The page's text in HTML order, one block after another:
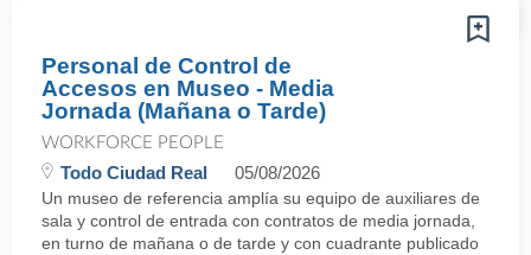
Personal de Control de
Accesos en Museo - Media
Jornada (Mañana o Tarde)
WORKFORCE PEOPLE
Todo Ciudad Real 05/08/2026
Un museo de referencia amplía su equipo de auxiliares de
sala y control de entrada con contratos de media jornada,
en turno de mañana o de tarde y con cuadrante publicado